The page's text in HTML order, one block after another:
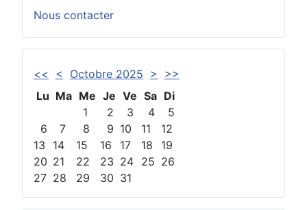
Nous contacter
<< < Octobre 2025 >
>>
Lu Ma Me Je Ve Sa Di
1
2 3 4
5
6
7 8 9 10 11
12
13
14 15 16 17 18
19
20 21 22 23 24 25 26
27 28 29 30 31